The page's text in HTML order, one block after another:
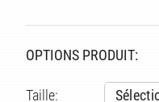
OPTIONS PRODUIT:
Taille: